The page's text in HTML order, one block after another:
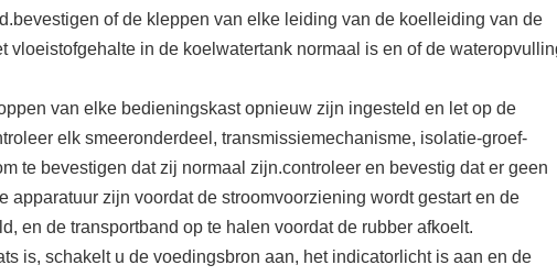
of de kleppen van elke leiding van de koelleiding van de
vloeistofgehalte in de koelwatertank normaal is en of de
van elke bedieningskast opnieuw zijn ingesteld en let op de
elk smeeronderdeel, transmissiemechanisme, isolatie-groef-
te bevestigen dat zij normaal zijn.controleer en bevestig dat er geen
apparatuur zijn voordat de stroomvoorziening wordt gestart en de
en de transportband op te halen voordat de rubber afkoelt.
is, schakelt u de voedingsbron aan, het indicatorlicht is aan en de